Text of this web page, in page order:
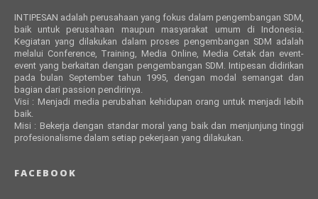
INTIPESAN adalah perusahaan yang fokus dalam pengembangan SDM,
baik untuk perusahaan maupun masyarakat umum di Indonesia.
Kegiatan yang dilakukan dalam proses pengembangan SDM adalah
melalui Conference, Training, Media Online, Media Cetak dan event-
event yang berkaitan dengan pengembangan SDM. Intipesan didirikan
pada bulan September tahun 1995, dengan modal semangat dan
bagian dari passion pendirinya.
Visi : Menjadi media perubahan kehidupan orang untuk menjadi lebih
baik.
Misi : Bekerja dengan standar moral yang baik dan menjunjung tinggi
profesionalisme dalam setiap pekerjaan yang dilakukan.
FACEBOOK